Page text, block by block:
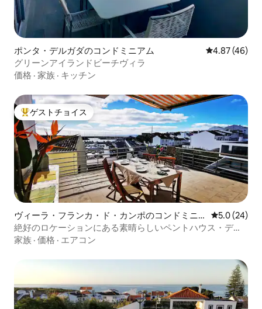
ポンタ・デルガダのコンドミニアム レビュー46
4.87 (46)
グリーンアイランドビーチヴィラ
価格 · 家族 · キッチン
大好評のゲストチョイスです。
ゲストチョイス
ヴィーラ・フランカ・ド・カンポのコンドミニ
アム
レビュー24
5.0 (24)
絶好のロケーションにある素晴らしいペントハウス・デュ
ックス
家族 · 価格 · エアコン